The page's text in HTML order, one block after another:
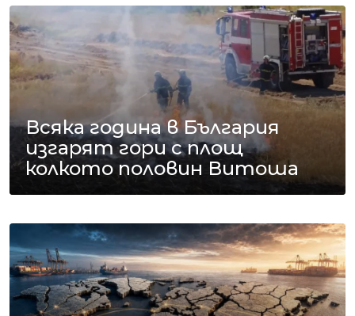
Всяка година в България
изгарят гори с площ
колкото половин Витоша